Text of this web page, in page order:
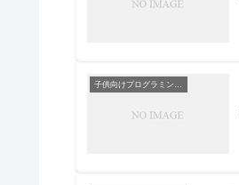
子供向けプログラミングスクール